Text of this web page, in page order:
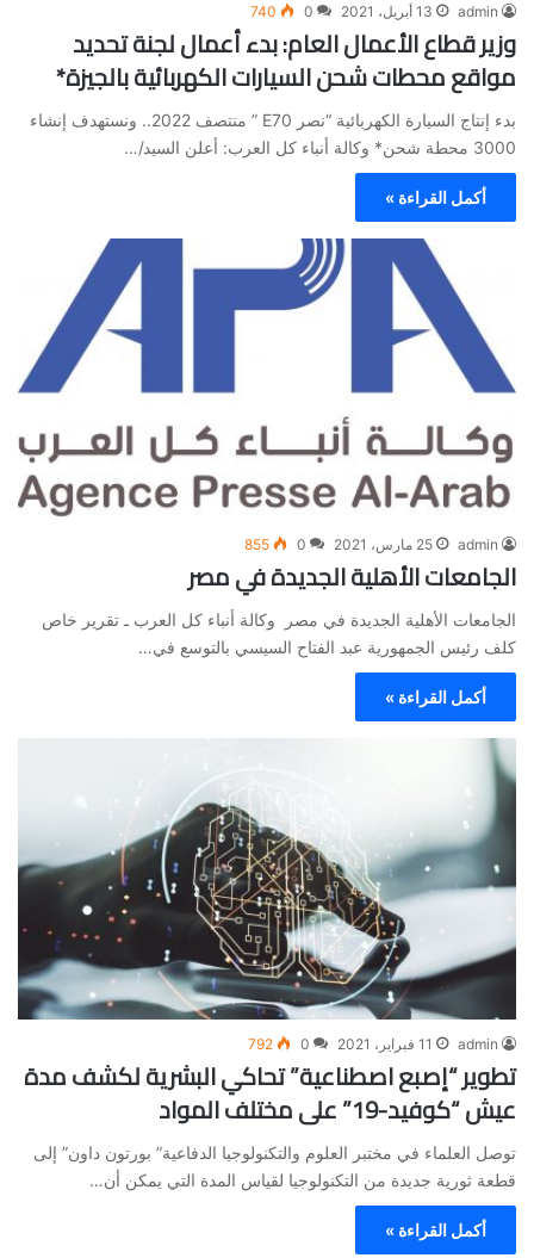
admin 13 أبريل، 2021 0
740
وزير قطاع الأعمال العام: بدء أعمال لجنة تحديد
مواقع محطات شحن السيارات الكهربائية بالجيزة*
بدء إنتاج السيارة الكهربائية “نصر E70 ” منتصف 2022.. ونستهدف إنشاء
3000 محطة شحن* وكالة أنباء كل العرب: أعلن السيد/…
أكمل القراءة »
admin 25 مارس، 2021 0
855
الجامعات الأهلية الجديدة في مصر
الجامعات الأهلية الجديدة في مصر وكالة أنباء كل العرب ـ تقرير خاص
كلف رئيس الجمهورية عبد الفتاح السيسي بالتوسع في…
أكمل القراءة »
admin 11 فبراير، 2021 0
792
تطوير “إصبع اصطناعية” تحاكي البشرية لكشف مدة
عيش “كوفيد-19” على مختلف المواد
توصل العلماء في مختبر العلوم والتكنولوجيا الدفاعية” بورتون داون” إلى
قطعة ثورية جديدة من التكنولوجيا لقياس المدة التي يمكن أن…
أكمل القراءة »